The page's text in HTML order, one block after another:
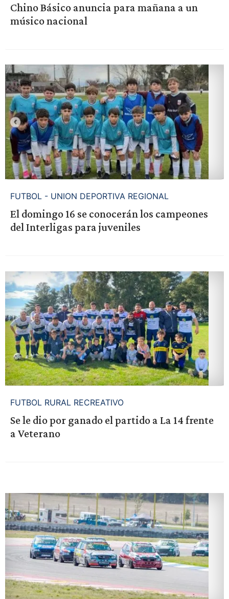
Chino Básico anuncia para mañana a un
músico nacional
FUTBOL - UNION DEPORTIVA REGIONAL
El domingo 16 se conocerán los campeones
del Interligas para juveniles
FUTBOL RURAL RECREATIVO
Se le dio por ganado el partido a La 14 frente
a Veterano